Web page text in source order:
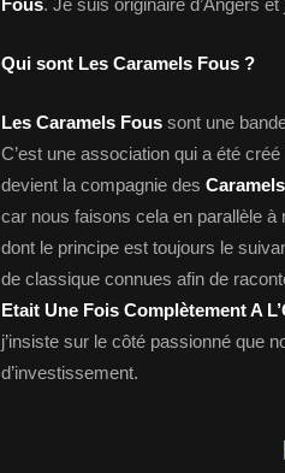
Fous. Je suis originaire d’Angers
Qui sont Les Caramels Fous ?
Les Caramels Fous sont une
C’est une association qui a été
devient la compagnie des
car nous faisons cela en parallèle
dont le principe est toujours le
de classique connues afin de
Etait Une Fois Complètement A
j’insiste sur le côté passionné que
d’investissement.